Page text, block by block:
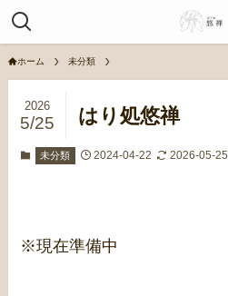
ホーム 未分類
はり処悠禅
2026
5/25
未分類 2024-04-22 2026-05-25
※現在準備中